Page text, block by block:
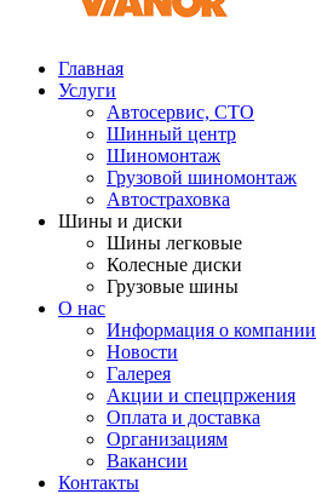
Главная
Услуги
Автосервис, СТО
Шинный центр
Шиномонтаж
Грузовой шиномонтаж
Автостраховка
Шины и диски
Шины легковые
Колесные диски
Грузовые шины
О нас
Информация о компании
Новости
Галерея
Акции и спецпржения
Оплата и доставка
Организациям
Вакансии
Контакты